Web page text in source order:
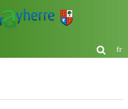
fr